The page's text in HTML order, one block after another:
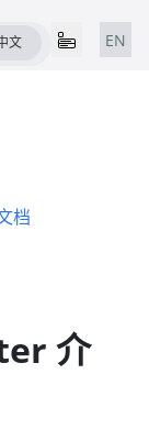
文 EN
档
介